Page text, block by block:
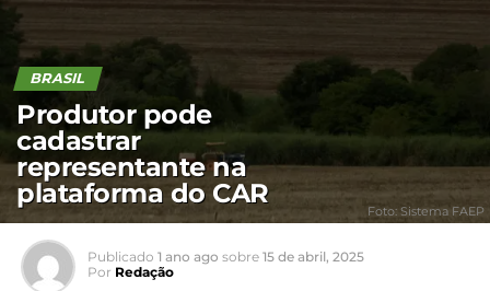
BRASIL
Produtor pode
cadastrar
representante na
plataforma do CAR
Foto: Sistema FAEP
Publicado 1 ano ago sobre 15 de abril, 2025
Por Redação